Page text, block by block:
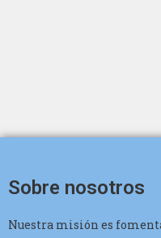
Sobre nosotros
Nuestra misión es